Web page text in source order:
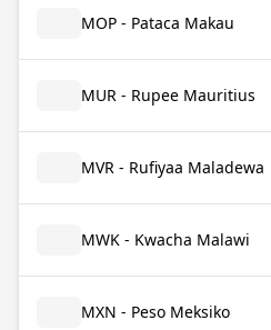
MOP - Pataca Makau
MUR - Rupee Mauritius
MVR - Rufiyaa Maladewa
MWK - Kwacha Malawi
MXN - Peso Meksiko